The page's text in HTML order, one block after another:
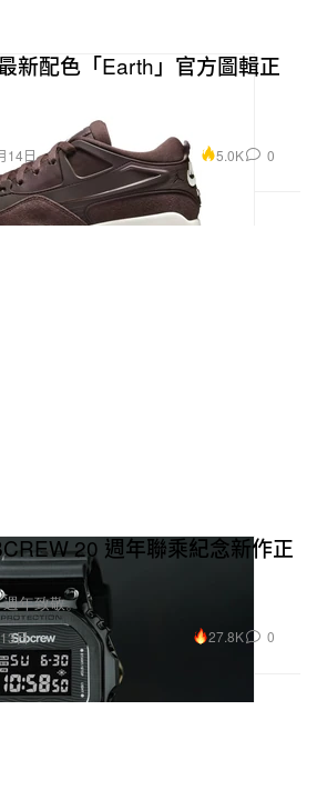
新配色「Earth」官方圖輯正
14日 5.0K 0
20 週年聯乘紀念新作正
年致敬。
日 27.8K 0